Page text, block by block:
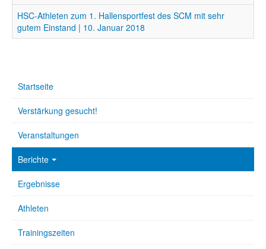
HSC-Athleten zum 1. Hallensportfest des SCM mit sehr
gutem Einstand | 10. Januar 2018
Startseite
Verstärkung gesucht!
Veranstaltungen
Berichte
Ergebnisse
Athleten
Trainingszeiten